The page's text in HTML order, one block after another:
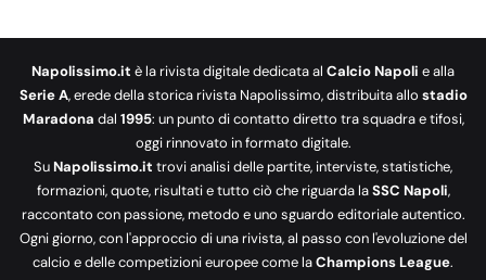
Napolissimo.it è la rivista digitale dedicata al Calcio Napoli e alla
Serie A, erede della storica rivista Napolissimo, distribuita allo stadio
Maradona dal 1995: un punto di contatto diretto tra squadra e tifosi,
oggi rinnovato in formato digitale.
SuNapolissimo.it trovi analisi delle partite, interviste, statistiche,
formazioni, quote, risultati e tutto ciò che riguarda laSSC Napoli,
raccontato con passione, metodo e uno sguardo editoriale autentico.
Ogni giorno, con l'approccio di una rivista, al passo con l'evoluzione del
calcio e delle competizioni europee come laChampions League.